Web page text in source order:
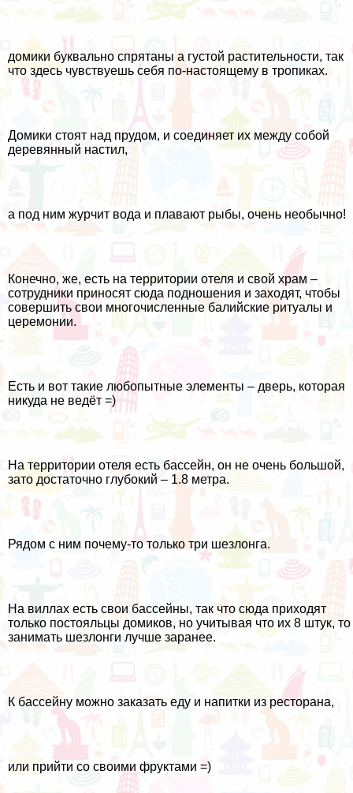
домики буквально спрятаны а густой растительности, так
что здесь чувствуешь себя по-настоящему в тропиках.
Домики стоят над прудом, и соединяет их между собой
деревянный настил,
а под ним журчит вода и плавают рыбы, очень необычно!
Конечно, же, есть на территории отеля и свой храм –
сотрудники приносят сюда подношения и заходят, чтобы
совершить свои многочисленные балийские ритуалы и
церемонии.
Есть и вот такие любопытные элементы – дверь, которая
никуда не ведёт =)
На территории отеля есть бассейн, он не очень большой,
зато достаточно глубокий – 1.8 метра.
Рядом с ним почему-то только три шезлонга.
На виллах есть свои бассейны, так что сюда приходят
только постояльцы домиков, но учитывая что их 8 штук, то
занимать шезлонги лучше заранее.
К бассейну можно заказать еду и напитки из ресторана,
или прийти со своими фруктами =)